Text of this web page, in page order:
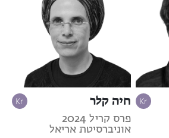
חיה קלר
פרס קריל 2024
אוניברסיטת אריאל